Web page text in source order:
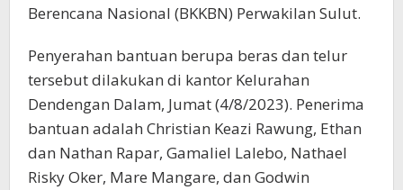
Berencana Nasional (BKKBN) Perwakilan Sulut.
Penyerahan bantuan berupa beras dan telur
tersebut dilakukan di kantor Kelurahan
Dendengan Dalam, Jumat (4/8/2023). Penerima
bantuan adalah Christian Keazi Rawung, Ethan
dan Nathan Rapar, Gamaliel Lalebo, Nathael
Risky Oker, Mare Mangare, dan Godwin